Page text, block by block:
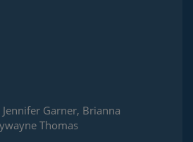
Garner, Brianna
Thomas